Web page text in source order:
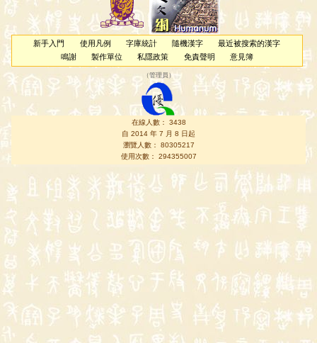
新手入門 使用凡例 字庫統計 隨機漢字
最近被搜索的漢字
鳴謝
製作單位 私隱政策 免責聲明 意見簿
（管理員 ）
在線人數： 3438
自 2014 年 7 月 8 日起
瀏覽人數： 80305217
使用次數： 294355007